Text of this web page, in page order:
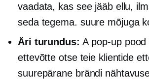
vaadata, kas see jääb ellu,
seda tegema. suure mõjuga
Äri turundus: A pop-uppood
ettevõtte otse teie klientide
suurepärane brändi